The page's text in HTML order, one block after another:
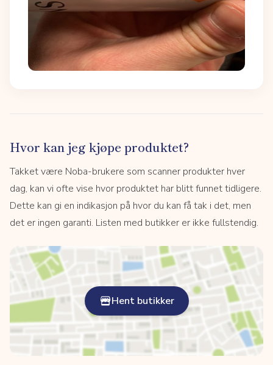
Hvor kan jeg kjøpe produktet?
Takket være Noba-brukere som scanner produkter hver
dag, kan vi ofte vise hvor produktet har blitt funnet tidligere.
Dette kan gi en indikasjon på hvor du kan få tak i det, men
det er ingen garanti. Listen med butikker er ikke fullstendig.
Hent butikker